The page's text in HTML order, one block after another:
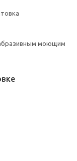
моющим